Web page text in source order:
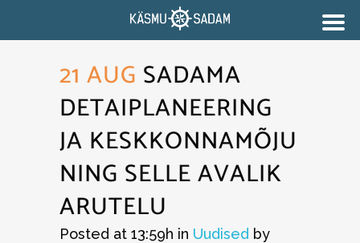
21 AUG SADAMA
DETAIPLANEERING
JA KESKKONNAMÕJU
NING SELLE AVALIK
ARUTELU
Posted at 13:59h in Uudised by